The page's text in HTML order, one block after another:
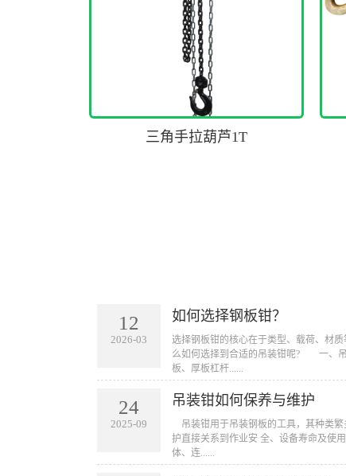
三角手拉葫芦1T
12
2026-03
如何选择钢板钳？
选择钢板钳的核心在于类型、载荷、材
么如何选择到合适的吊装钳呢? 一、
板、厚板杠杆......
24
2025-09
吊装钳如何保养与维护
吊装钳用于吊装钢板的工具，其种类
护直接关系到作业安 全、设备寿命及
体、连......